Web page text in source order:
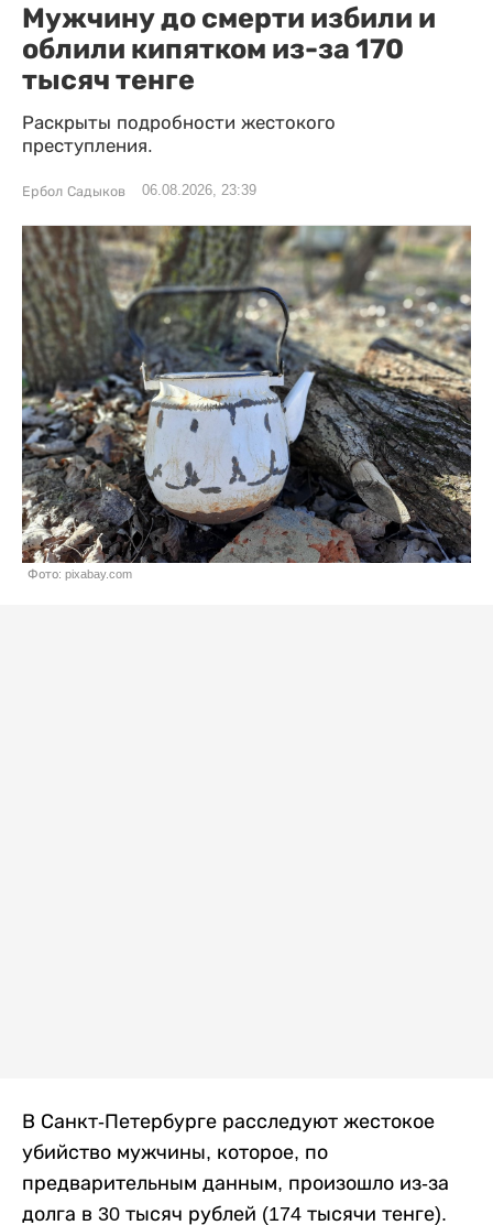
Мужчину до смерти избили и
облили кипятком из-за 170
тысяч тенге
Раскрыты подробности жестокого
преступления.
Ербол Садыков 06.08.2026, 23:39
Фото: pixabay.com
В Санкт-Петербурге расследуют жестокое
убийство мужчины, которое, по
предварительным данным, произошло из-за
долга в 30 тысяч рублей (174 тысячи тенге).